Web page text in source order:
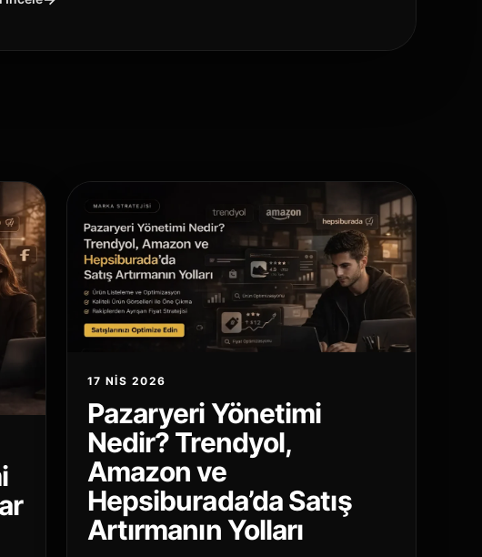
17 NIS 2026
Pazaryeri Yönetimi
Nedir? Trendyol,
Amazon ve
Hepsiburada’da Satış
Artırmanın Yolları